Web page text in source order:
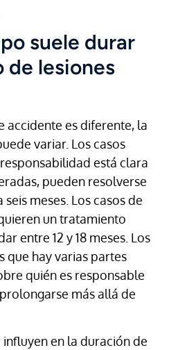
suele durar
de lesiones
accidente es diferente, la
variar. Los casos
está clara
pueden resolverse
meses. Los casos de
un tratamiento
entre 12 y 18 meses. Los
que hay varias partes
quién es responsable
más allá de
en la duración de